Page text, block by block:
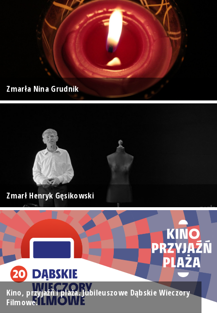
Zmarła Nina Grudnik
Zmarł Henryk Gęsikowski
Kino, przyjaźń i plaża. Jubileuszowe Dąbskie Wieczory
Filmowe.